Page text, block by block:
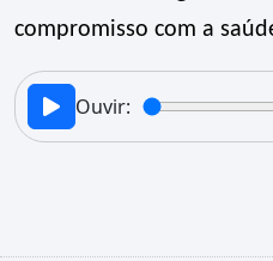
compromisso com a
Ouvir: